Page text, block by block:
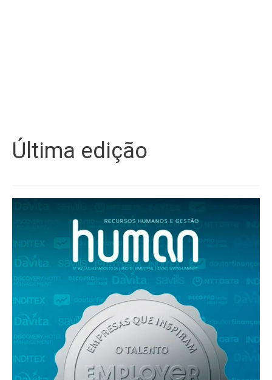
Última edição